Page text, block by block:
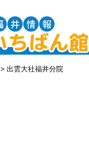
> 出雲大社福井分院